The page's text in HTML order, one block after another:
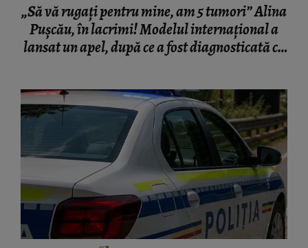
„Să vă rugați pentru mine, am 5 tumori” Alina
Pușcău, în lacrimi! Modelul internațional a
lansat un apel, după ce a fost diagnosticată cu